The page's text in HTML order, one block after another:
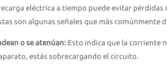
eléctrica a tiempo puede evitar
son algunas señales que más comúnmente
o se atenúan: Esto indica que la corriente
estás sobrecargando el circuito.